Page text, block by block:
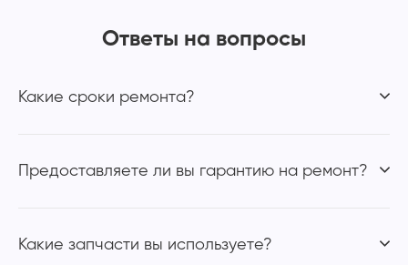
Ответы на вопросы
Какие сроки ремонта?
Предоставляете ли вы гарантию на ремонт?
Какие запчасти вы используете?